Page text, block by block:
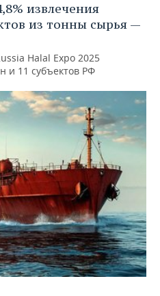
извлечения
из тонны сырья —
Halal Expo 2025
и 11 субъектов РФ